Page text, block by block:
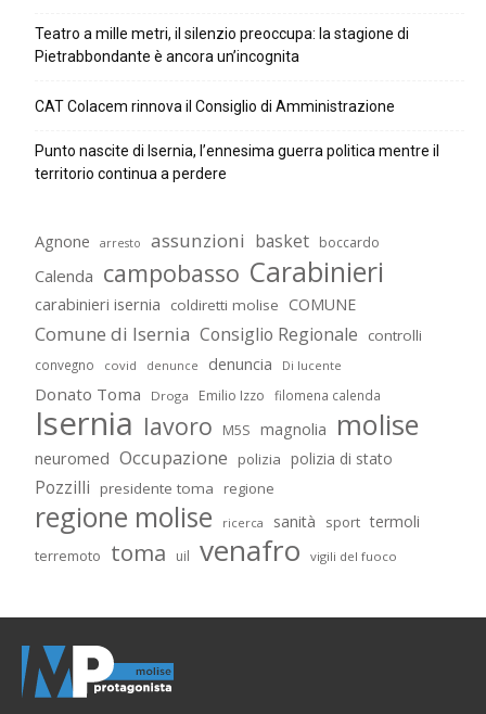
Teatro a mille metri, il silenzio preoccupa: la stagione di
Pietrabbondante è ancora un’incognita
CAT Colacem rinnova il Consiglio di Amministrazione
Punto nascite di Isernia, l’ennesima guerra politica mentre il
territorio continua a perdere
Agnone arresto assunzioni basket boccardo
Calenda campobasso Carabinieri
carabinieri isernia coldiretti molise COMUNE
Comune di Isernia Consiglio Regionale controlli
convegno covid denunce denuncia Di lucente
Donato Toma Droga Emilio Izzo filomena calenda
Isernia lavoro M5S magnolia molise
neuromed Occupazione polizia polizia di stato
Pozzilli presidente toma regione
regione molise ricerca sanità sport termoli
terremoto toma uil venafro vigili del fuoco